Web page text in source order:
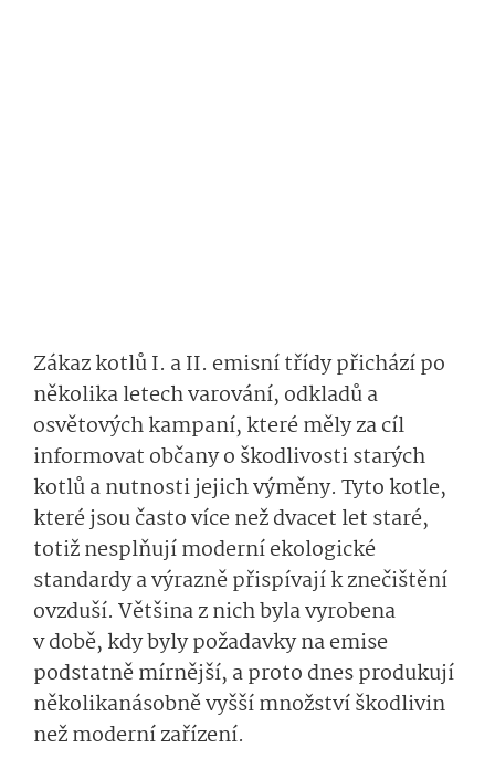
Zákaz kotlů I. a II. emisní třídy přichází po
několika letech varování, odkladů a
osvětových kampaní, které měly za cíl
informovat občany o škodlivosti starých
kotlů a nutnosti jejich výměny. Tyto kotle,
které jsou často více než dvacet let staré,
totiž nesplňují moderní ekologické
standardy a výrazně přispívají k znečištění
ovzduší. Většina z nich byla vyrobena
v době, kdy byly požadavky na emise
podstatně mírnější, a proto dnes produkují
několikanásobně vyšší množství škodlivin
než moderní zařízení.